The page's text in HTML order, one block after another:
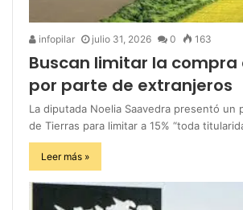
infopilar julio 31, 2026 0 163
Buscan limitar la compra
por parte de extranjeros
La diputada Noelia Saavedra presentó un
de Tierras para limitar a 15% “toda
Leer más »